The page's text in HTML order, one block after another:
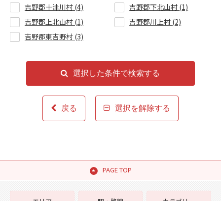
吉野郡十津川村 (4)
吉野郡下北山村 (1)
吉野郡上北山村 (1)
吉野郡川上村 (2)
吉野郡東吉野村 (3)
戻る
選択した条件で検索する
選択を解除する
PAGE TOP